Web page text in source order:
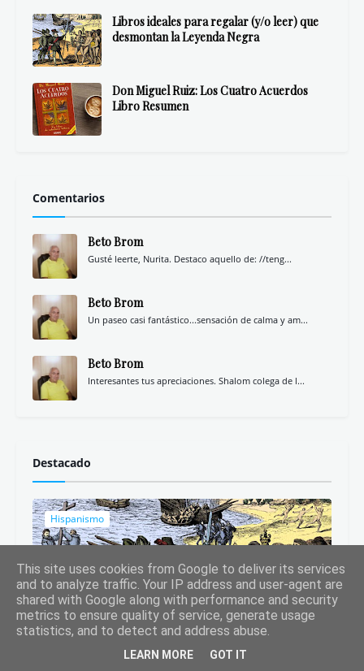
Libros ideales para regalar (y/o leer) que
desmontan la Leyenda Negra
Don Miguel Ruiz: Los Cuatro Acuerdos
Libro Resumen
Comentarios
Beto Brom
Gusté leerte, Nurita. Destaco aquello de: //teng...
Beto Brom
Un paseo casi fantástico...sensación de calma y am...
Beto Brom
Interesantes tus apreciaciones. Shalom colega de l...
Destacado
Hispanismo
Libros ideales para regalar (y/o leer) que
desmontan la Leyenda Negra
This site uses cookies from Google to deliver its services
and to analyze traffic. Your IP address and user-agent are
shared with Google along with performance and security
metrics to ensure quality of service, generate usage
statistics, and to detect and address abuse.
LEARN MORE GOT IT